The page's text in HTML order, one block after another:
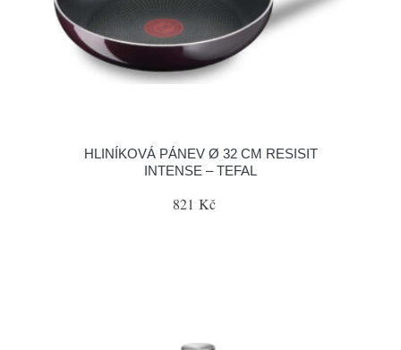
HLINÍKOVÁ PÁNEV Ø 32 CM RESISIT
INTENSE – TEFAL
821 Kč